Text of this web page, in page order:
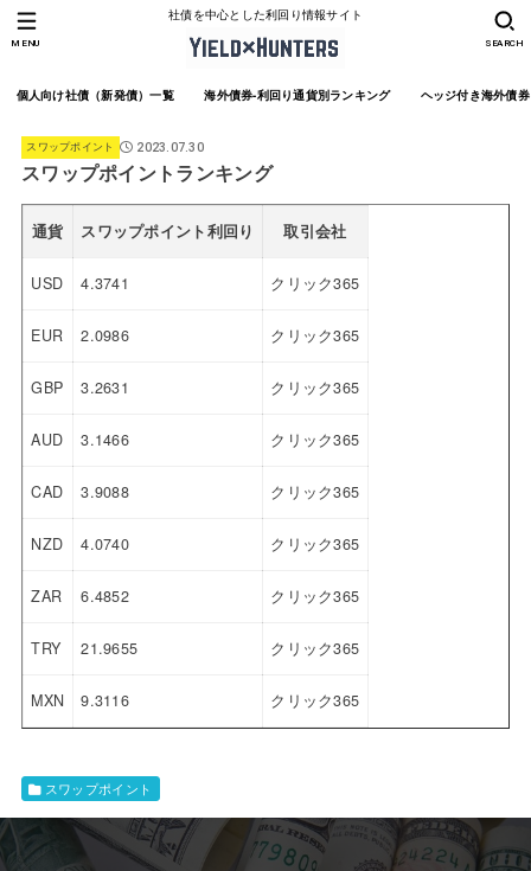
社債を中心とした利回り情報サイト
個人向け社債（新発債）一覧 海外債券-利回り通貨別ランキング ヘッジ付き海外債
SEARCH
MENU
スワップポイント 2023.07.30
スワップポイントランキング
通貨 スワップポイント利回り 取引会社
USD 4.3741 クリック365
EUR 2.0986 クリック365
GBP 3.2631 クリック365
AUD 3.1466 クリック365
CAD 3.9088 クリック365
NZD 4.0740 クリック365
ZAR 6.4852 クリック365
TRY 21.9655 クリック365
MXN 9.3116 クリック365
スワップポイント